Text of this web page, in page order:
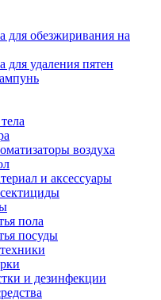
для обезжиривания на
для удаления пятен
воздуха
и аксессуары
пола
посуды
и дезинфекции